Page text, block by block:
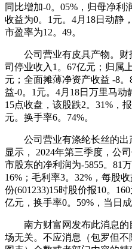
同比增加-0。05%，归母净利
收益为0。1元。4月18日动静
市盈率为12。49。
公司营业有皮具产物。财
司停业收入1。67亿元；归属
元；全面摊薄净资产收益 -8
益-0。1元。4月18日万里马
15点收盘，该股跌2。31%，
元。换手率6。74%。
公司营业有涤纶长丝的出
显示， 2024年第三季度，公
市股东的净利润为-5855。81
16%；毛利率3。32%，每股
份(601233)15时股价报10。
亿元，换手率0。59%，当日成
南方财富网发布此消息的
场无关。不应消息（包罗但